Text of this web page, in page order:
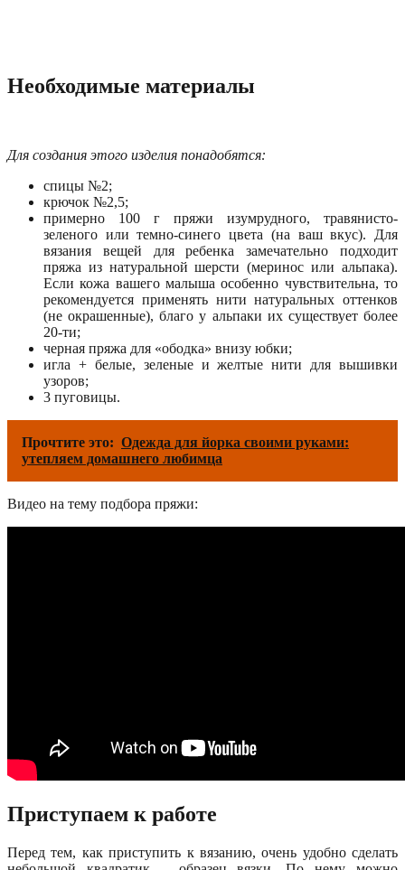
Необходимые материалы
Для создания этого изделия понадобятся:
спицы №2;
крючок №2,5;
примерно 100 г пряжи изумрудного, травянисто-
зеленого или темно-синего цвета (на ваш вкус). Для
вязания вещей для ребенка замечательно подходит
пряжа из натуральной шерсти (меринос или альпака).
Если кожа вашего малыша особенно чувствительна, то
рекомендуется применять нити натуральных оттенков
(не окрашенные), благо у альпаки их существует более
20-ти;
черная пряжа для «ободка» внизу юбки;
игла + белые, зеленые и желтые нити для вышивки
узоров;
3 пуговицы.
Прочтите это: Одежда для йорка своими руками:
утепляем домашнего любимца
Видео на тему подбора пряжи:
Приступаем к работе
Перед тем, как приступить к вязанию, очень удобно сделать